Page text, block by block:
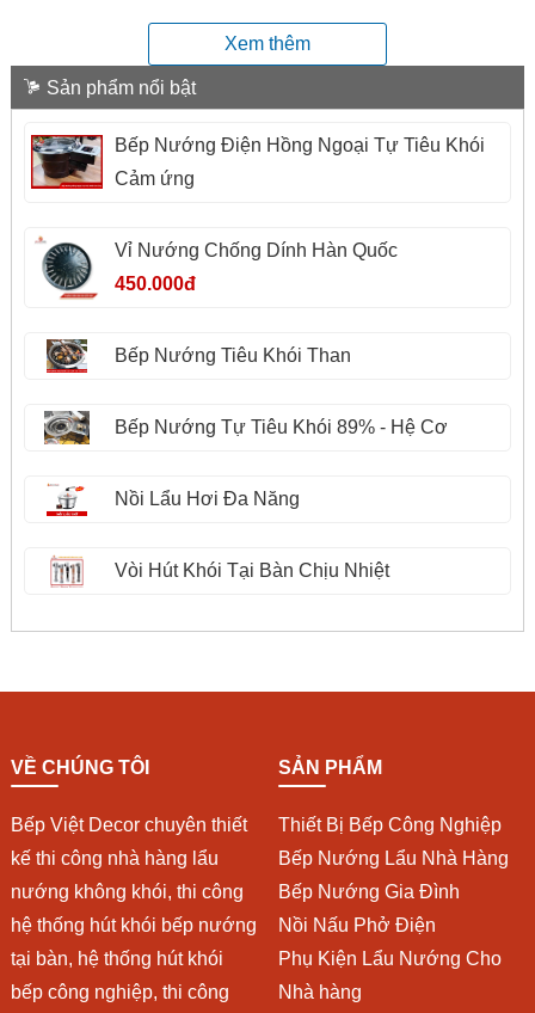
Xem thêm
Sản phẩm nổi bật
Bếp Nướng Điện Hồng Ngoại Tự Tiêu Khói
Cảm ứng
Vỉ Nướng Chống Dính Hàn Quốc
450.000đ
Bếp Nướng Tiêu Khói Than
Bếp Nướng Tự Tiêu Khói 89% - Hệ Cơ
Nồi Lẩu Hơi Đa Năng
Vòi Hút Khói Tại Bàn Chịu Nhiệt
VỀ CHÚNG TÔI
Bếp Việt Decor chuyên thiết
kế thi công nhà hàng lẩu
nướng không khói, thi công
hệ thống hút khói bếp nướng
tại bàn, hệ thống hút khói
bếp công nghiệp, thi công
SẢN PHẨM
Thiết Bị Bếp Công Nghiệp
Bếp Nướng Lẩu Nhà Hàng
Bếp Nướng Gia Đình
Nồi Nấu Phở Điện
Phụ Kiện Lẩu Nướng Cho
Nhà hàng